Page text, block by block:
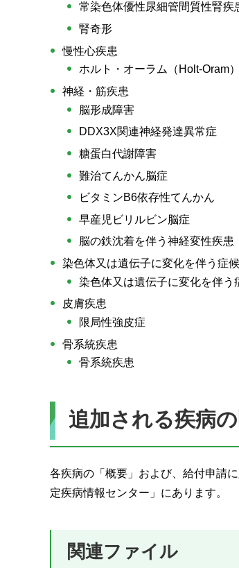
常染色体優性尿細管間質性腎疾
腎奇形
慢性心疾患
ホルト・オーラム（Holt-Oram
神経・筋疾患
脳形成障害
DDX3X関連神経発達異常症
糖蛋白代謝障害
難治てんかん脳症
ビタミンB6依存性てんかん
早産児ビリルビン脳症
脳の鉄沈着を伴う神経変性疾患
染色体又は遺伝子に変化を伴う症
染色体又は遺伝子に変化を伴う
皮膚疾患
限局性強皮症
骨系統疾患
骨系統疾患
追加される疾病
各疾病の「概要」および、給付申請
定疾病情報センター」にあります。
関連ファイル